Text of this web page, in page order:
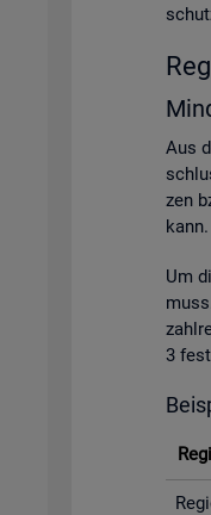
Aus
zen
kann.
Um
3